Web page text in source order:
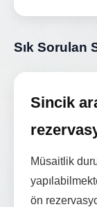
Sık Sorulan
Sincik
Müsaitlik
ön